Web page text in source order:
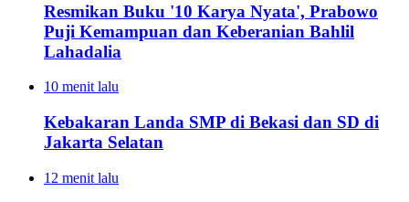
Resmikan Buku '10 Karya Nyata', Prabowo
Puji Kemampuan dan Keberanian Bahlil
Lahadalia
10 menit lalu
Kebakaran Landa SMP di Bekasi dan SD di
Jakarta Selatan
12 menit lalu